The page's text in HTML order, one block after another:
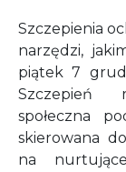
Szczepienia
narzędzi,
piątek 7
Szczepień
społeczna
skierowana
na